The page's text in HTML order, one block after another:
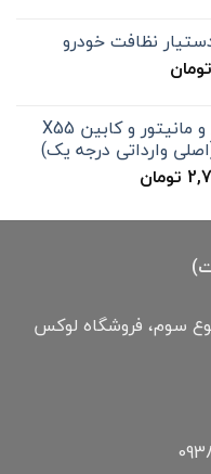
تا
نظافت خودرو
تومانقیمت
199,000 تومان
است. محافظ خودترمیم کنسول و مانیتور و کابین X55
4,000,000 تومان
تومانقیمت
2,700,000 تومان
سوم، فروشگاه لوکس